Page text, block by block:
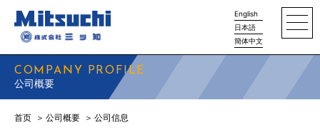
English
日本語
簡体中文
COMPANY PROFILE
公司概要
首页 公司概要 公司信息